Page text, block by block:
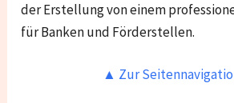
der Erstellung von einem
für Banken und Förderstellen.
▲ Zur